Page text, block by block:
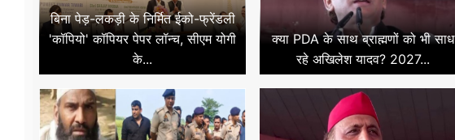
बिना पेड़-लकड़ी के निर्मित ईको-फ्रेंडली
'कॉपियो' कॉपियर पेपर लॉन्च, सीएम योगी
के...
क्या PDA के साथ ब्राह्मणों को भी साध
रहे अखिलेश यादव? 2027...